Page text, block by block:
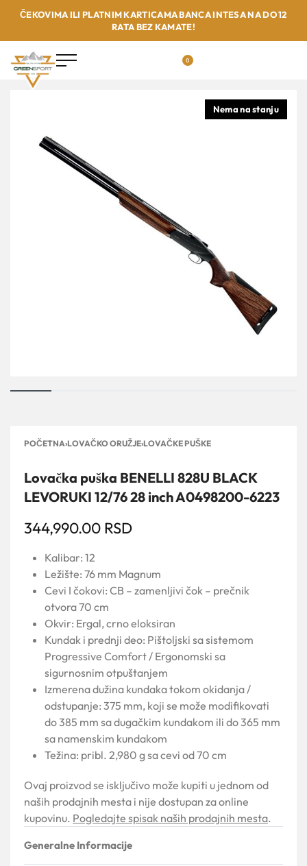
ČEKOVIMA ILI PLATNIM KARTICAMA BANCA INTESA NA DO 12
RATA BEZ KAMATE!
0
POČETNA›LOVAČKO ORUŽJE›LOVAČKE PUŠKE
Lovačka puška BENELLI 828U BLACK
LEVORUKI 12/76 28 inch A0498200-6223
344,990.00 RSD
Kalibar: 12
Ležište: 76 mm Magnum
Cevi I čokovi: CB – zamenljivi čok – prečnik
otvora 70 cm
Okvir: Ergal, crno eloksiran
Kundak i prednji deo: Pištoljski sa sistemom
Progressive Comfort / Ergonomski sa
sigurnosnim otpuštanjem
Izmerena dužina kundaka tokom okidanja /
odstupanje: 375 mm, koji se može modifikovati
do 385 mm sa dugačkim kundakom ili do 365 mm
sa namenskim kundakom
Težina: pribl. 2,980 g sa cevi od 70 cm
Ovaj proizvod se isključivo može kupiti u jednom od
naših prodajnih mesta i nije dostupan za online
kupovinu. Pogledajte spisak naših prodajnih mesta.
Generalne Informacije